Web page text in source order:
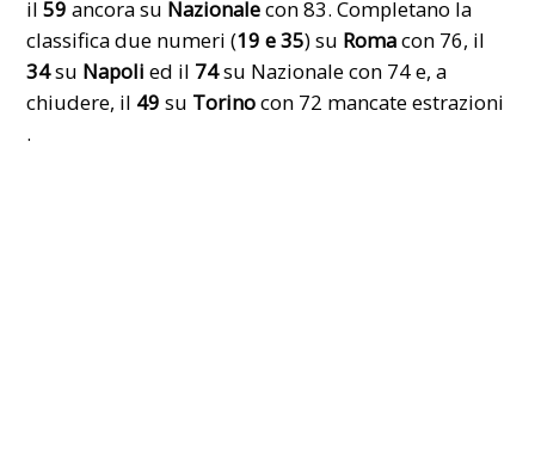
il59ancora su Nazionalecon 83. Completano la
classifica due numeri (19 e 35)su Romacon 76, il
34su Napolied il 74su Nazionale con 74 e, a
chiudere, il 49su Torinocon 72 mancate estrazioni
.